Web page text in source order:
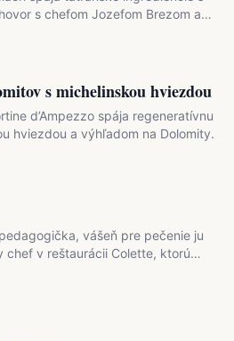
s chefom Jozefom Brezom a…
s michelinskou hviezdou
d’Ampezzo spája regeneratívnu
hviezdou a výhľadom na Dolomity.
vášeň pre pečenie ju
chef v reštaurácii Colette, ktorú…